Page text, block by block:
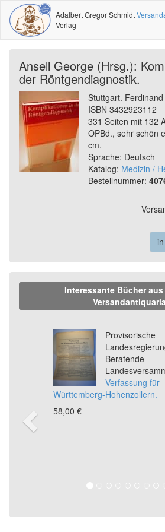
Adalbert Gregor Schmidt
Verlag
Ansell George (Hrsg.):
der Röntgendiagnostik.
Stuttgart.
ISBN 3432923112
331 Seiten mit 132
OPBd., sehr schön
cm.
Sprache: Deutsch
Katalog: Medizin /
Bestellnummer:
Interessante Bücher
Provisorische
Beratende
Verfassung für
Württemberg-Hohenzollern.
58,00 €
Previous